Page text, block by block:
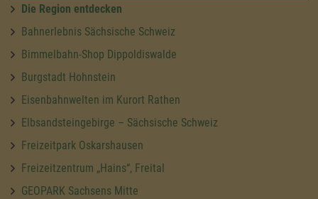
Die Region entdecken
Bahnerlebnis Sächsische Schweiz
Bimmelbahn-Shop Dippoldiswalde
Burgstadt Hohnstein
Eisenbahnwelten im Kurort Rathen
Elbsandsteingebirge – Sächsische Schweiz
Freizeitpark Oskarshausen
Freizeitzentrum „Hains“, Freital
GEOPARK Sachsens Mitte